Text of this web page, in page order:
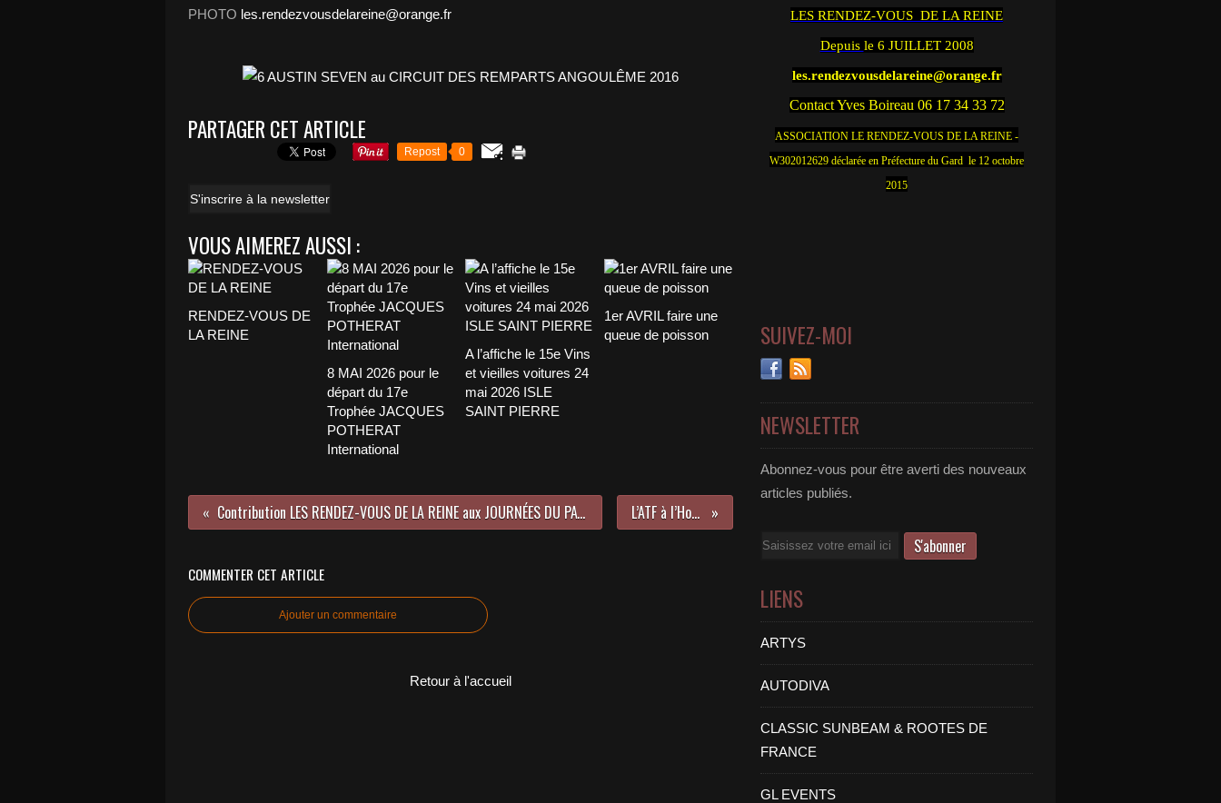
PHOTO les.rendezvousdelareine@orange.fr
PARTAGER CET ARTICLE
Repost 0
S'inscrire à la newsletter
VOUS AIMEREZ AUSSI :
RENDEZ-VOUS DE
LA REINE
8 MAI 2026 pour le
départ du 17e
Trophée JACQUES
POTHERAT
International
A l’affiche le 15e Vins
et vieilles voitures 24
mai 2026 ISLE
SAINT PIERRE
1er AVRIL faire une
queue de poisson
Contribution LES RENDEZ-VOUS DE LA REINE aux JOURNÉES DU PATRIMOINE 2016, L’ATF à l’Honneur
COMMENTER CET ARTICLE
Ajouter un commentaire
Retour à l'accueil
LES RENDEZ-VOUS DE LA REINE
Depuis le 6 JUILLET 2008
les.rendezvousdelareine@orange.fr
Contact Yves Boireau 06 17 34 33 72
ASSOCIATION LE RENDEZ-VOUS DE LA REINE -
W302012629 déclarée en Préfecture du Gard le 12 octobre
2015
SUIVEZ-MOI
NEWSLETTER
Abonnez-vous pour être averti des nouveaux
articles publiés.
Email
LIENS
ARTYS
AUTODIVA
CLASSIC SUNBEAM & ROOTES DE
FRANCE
GL EVENTS